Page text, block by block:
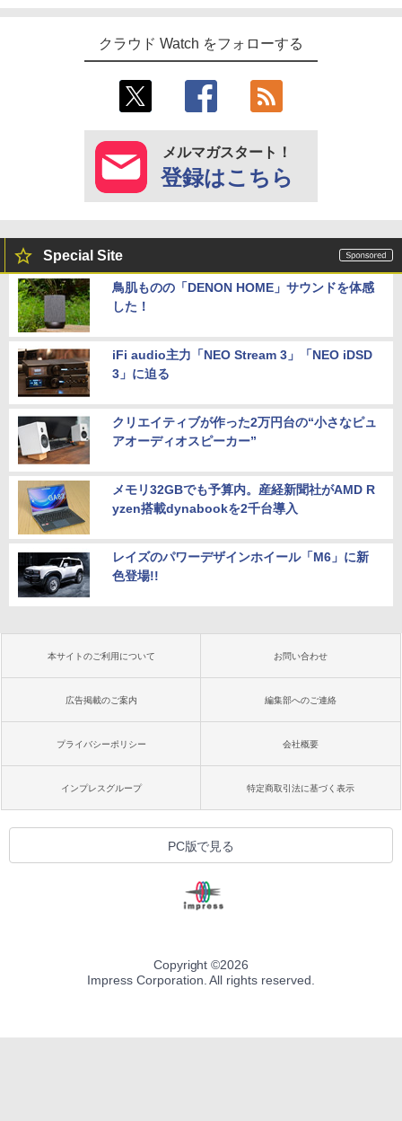
クラウド Watch をフォローする
メルマガスタート！
登録はこちら
Special Site
鳥肌ものの「DENON HOME」サウンドを体感
した！
iFi audio主力「NEO Stream 3」「NEO iDSD
3」に迫る
クリエイティブが作った2万円台の“小さなピュ
アオーディオスピーカー”
メモリ32GBでも予算内。産経新聞社がAMD R
yzen搭載dynabookを2千台導入
レイズのパワーデザインホイール「M6」に新
色登場!!
本サイトのご利用について お問い合わせ
広告掲載のご案内 編集部へのご連絡
プライバシーポリシー 会社概要
インプレスグループ 特定商取引法に基づく表示
PC版で見る
Copyright ©2026
Impress Corporation. All rights reserved.